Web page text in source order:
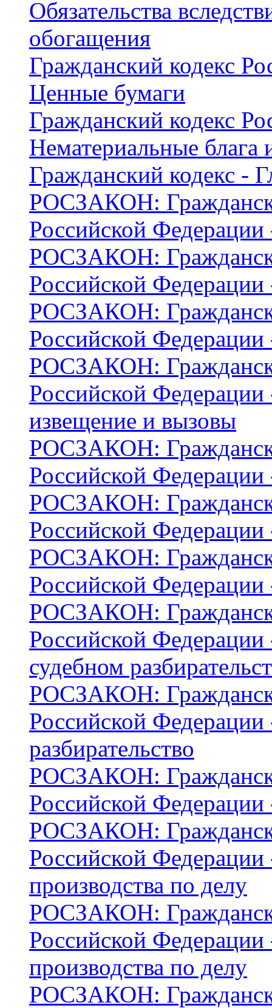
Обязательства
обогащения
Гражданский кодекс
Ценные бумаги
Гражданский кодекс
Нематериальные блага
Гражданский кодекс -
РОСЗАКОН:
Российской Федерации
РОСЗАКОН:
Российской Федерации
РОСЗАКОН:
Российской
РОСЗАКОН:
Российской
извещение и вызовы
РОСЗАКОН:
Российской
РОСЗАКОН:
Российской Федерации
РОСЗАКОН:
Российской Федерации
РОСЗАКОН:
Российской Федерации
судебном
РОСЗАКОН:
Российской Федерации
разбирательство
РОСЗАКОН:
Российской Федерации
РОСЗАКОН:
Российской Федерации
производства по делу
РОСЗАКОН:
Российской
производства по делу
РОСЗАКОН: